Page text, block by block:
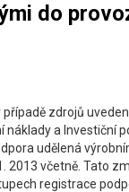
do
zdrojů
a Investiční
udělená
včetně. Tato
registrace